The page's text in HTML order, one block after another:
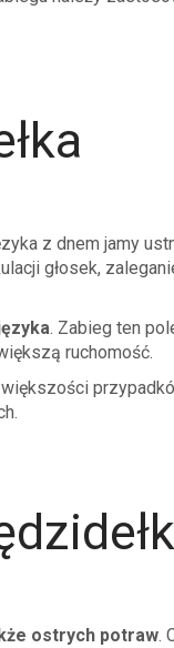
z dnem jamy
głosek,
. Zabieg ten
ruchomość.
ostrych potraw.